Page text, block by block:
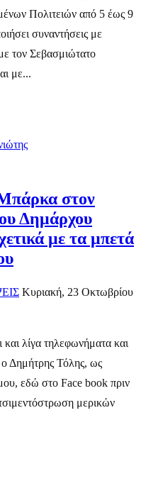
Πολιτειών από 5 έως 9
συναντήσεις με
τον Σεβασμιώτατο
με...
στον
Δημάρχου
με τα μπετά
Κυριακή, 23 Οκτωβρίου
και λίγα τηλεφωνήματα και
Δημήτρης Τόλης, ως
εδώ στο Face book πριν
μερικών